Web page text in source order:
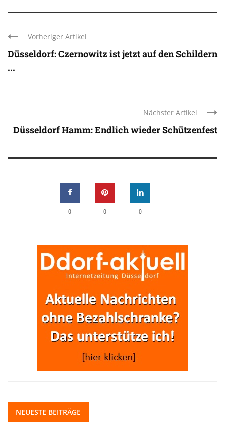
Vorheriger Artikel
Düsseldorf: Czernowitz ist jetzt auf den Schildern
...
Nächster Artikel
Düsseldorf Hamm: Endlich wieder Schützenfest
0 0 0
NEUESTE BEITRÄGE